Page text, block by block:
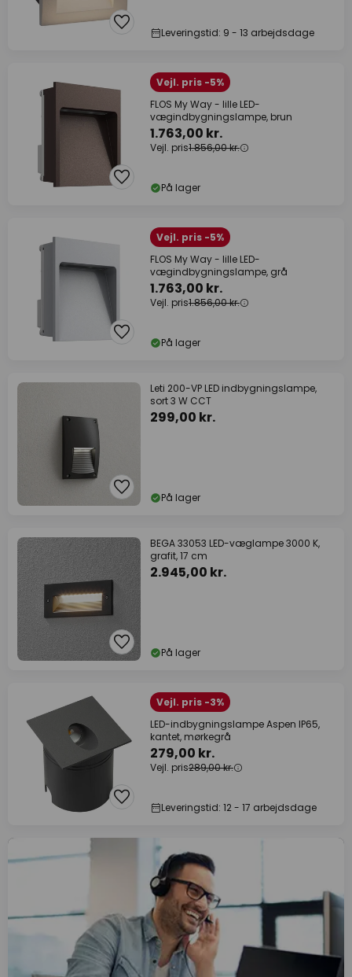
Leveringstid: 9 - 13 arbejdsdage
Vejl. pris -5%
FLOS My Way - lille LED-
vægindbygningslampe, brun
1.763,00 kr.
Vejl. pris1.856,00 kr.
På lager
Vejl. pris -5%
FLOS My Way - lille LED-
vægindbygningslampe, grå
1.763,00 kr.
Vejl. pris1.856,00 kr.
På lager
Leti 200-VP LED indbygningslampe,
sort 3 W CCT
299,00 kr.
På lager
BEGA 33053 LED-væglampe 3000 K,
grafit, 17 cm
2.945,00 kr.
På lager
Vejl. pris -3%
LED-indbygningslampe Aspen IP65,
kantet, mørkegrå
279,00 kr.
Vejl. pris289,00 kr.
Leveringstid: 12 - 17 arbejdsdage